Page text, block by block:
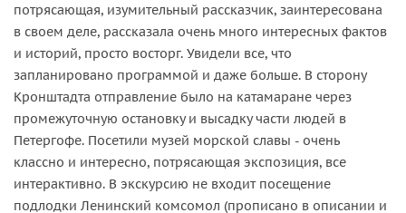
потрясающая, изумительный рассказчик, заинтересована
в своем деле, рассказала очень много интересных фактов
и историй, просто восторг. Увидели все, что
запланировано программой и даже больше. В сторону
Кронштадта отправление было на катамаране через
промежуточную остановку и высадку части людей в
Петергофе. Посетили музей морской славы - очень
классно и интересно, потрясающая экспозиция, все
интерактивно. В экскурсию не входит посещение
подлодки Ленинский комсомол (прописано в описании и